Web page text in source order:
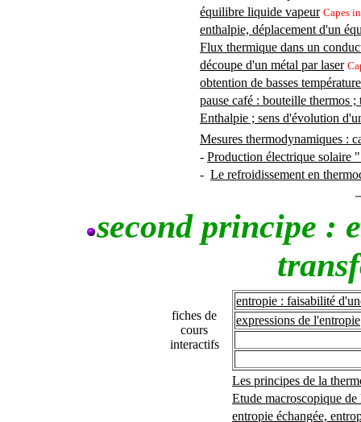
équilibre liquide vapeur Capes
enthalpie, déplacement d'un
Flux thermique dans un
découpe d'un métal par laser
obtention de basses
pause café : bouteille thermos
Enthalpie ; sens d'évolution
Mesures thermodynamiques :
- Production électrique solaire
- Le refroidissement en
second principe :
fiches de
cours
interactifs
entropie : faisabilité
expressions de l'entropie
Les principes de la
Etude macroscopique
entropie échangée,